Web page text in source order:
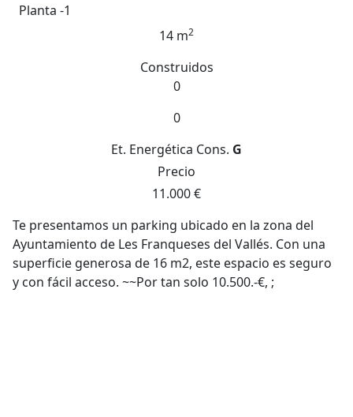
Planta -1
14 m2
Construidos
0
0
Et. Energética Cons. G
Precio
11.000 €
Te presentamos un parking ubicado en la zona del
Ayuntamiento de Les Franqueses del Vallés. Con una
superficie generosa de 16 m2, este espacio es seguro
y con fácil acceso. ~~Por tan solo 10.500.-€, ;